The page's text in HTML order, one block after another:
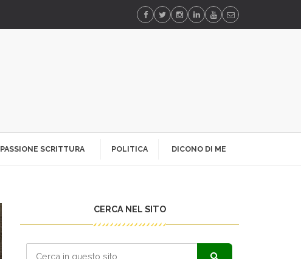
PASSIONE SCRITTURA POLITICA DICONO DI ME
CERCA NEL SITO